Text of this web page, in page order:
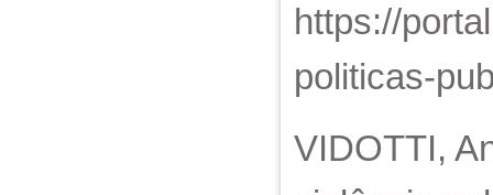
https://
politicas-
VIDOTTI,